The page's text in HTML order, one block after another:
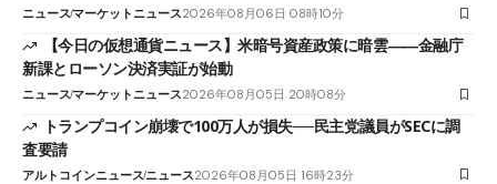
ニュースマーケットニュース2026年08月06日 08時10分
【今日の仮想通貨ニュース】米暗号資産政策に暗雲――金融庁
新課とローソン決済実証が始動
ニュースマーケットニュース2026年08月05日 20時08分
トランプコイン崩壊で100万人が損失──民主党議員がSECに調
査要請
アルトコインニュースニュース2026年08月05日 16時23分